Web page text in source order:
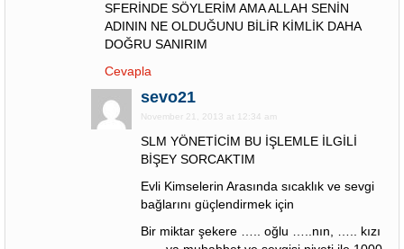
SFERİNDE SÖYLERİM AMA ALLAH SENİN
ADININ NE OLDUĞUNU BİLİR KİMLİK DAHA
DOĞRU SANIRIM
Cevapla
sevo21
November 21, 2013 at 12:34 am
SLM YÖNETİCİM BU İŞLEMLE İLGİLİ
BİŞEY SORCAKTIM
Evli Kimselerin Arasında sıcaklık ve sevgi
bağlarını güçlendirmek için
Bir miktar şekere ….. oğlu …..nın, ….. kızı